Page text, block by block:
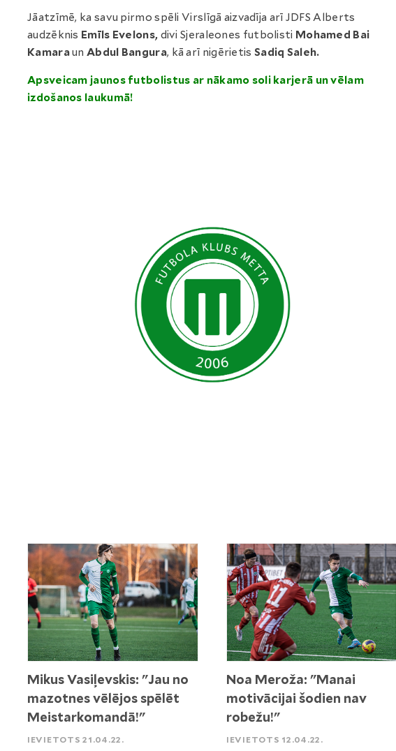
Jāatzīmē, ka savu pirmo spēli Virslīgā aizvadīja arī JDFS Alberts
audzēknis Emīls Evelons, divi Sjeraleones futbolisti Mohamed Bai
Kamaraun Abdul Bangura, kā arī nigērietis Sadiq Saleh.
Apsveicam jaunos futbolistus ar nākamo soli karjerā un vēlam
izdošanos laukumā!
Mikus Vasiļevskis: "Jau no
mazotnes vēlējos spēlēt
Meistarkomandā!"
IEVIETOTS 21.04.22.
Noa Meroža: "Manai
motivācijai šodien nav
robežu!"
IEVIETOTS 12.04.22.